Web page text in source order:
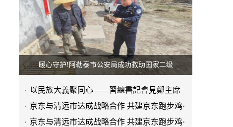
暖心守护!阿勒泰市公安局成功救助国家二级
以民族大義聚同心——習總書記會見鄭主席
提出兩岸關系四點重要意
京东与清远市达成战略合作 共建京东跑步鸡·
清远鸡标准体系
京东与清远市达成战略合作 共建京东跑步鸡·